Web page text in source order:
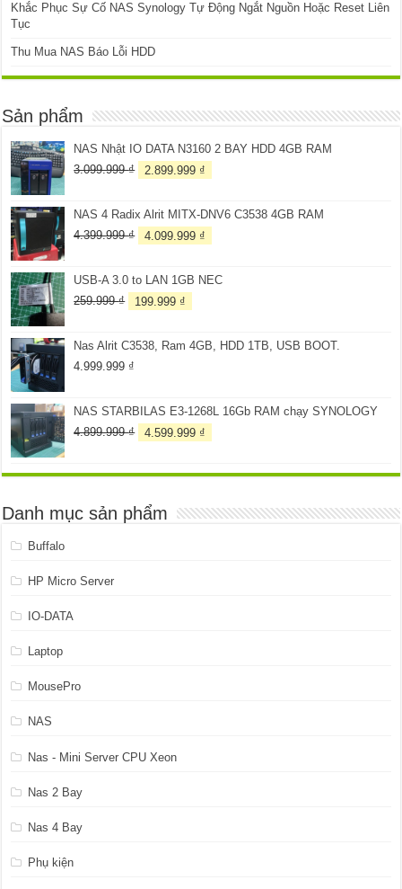
Khắc Phục Sự Cố NAS Synology Tự Động Ngắt Nguồn Hoặc Reset Liên
Tục
Thu Mua NAS Báo Lỗi HDD
Sản phẩm
NAS Nhật IO DATA N3160 2 BAY HDD 4GB RAM
3.099.999₫
Giá
3.099.999 ₫.
2.899.999 ₫
là:
NAS 4 Radix Alrit MITX-DNV6 C3538 4GB RAM
4.399.999₫
Giá
4.399.999 ₫.
4.099.999 ₫
là:
USB-A 3.0 to LAN 1GB NEC
259.999₫
Giá
259.999 ₫.
199.999 ₫
là:
Nas Alrit C3538, Ram 4GB, HDD 1TB, USB BOOT.
4.999.999 ₫
NAS STARBILAS E3-1268L 16Gb RAM chạy SYNOLOGY
4.899.999₫
Giá
4.899.999 ₫.
4.599.999 ₫
là:
Danh mục sản phẩm
Buffalo
HP Micro Server
IO-DATA
Laptop
MousePro
NAS
Nas - Mini Server CPU Xeon
Nas 2 Bay
Nas 4 Bay
Phụ kiện